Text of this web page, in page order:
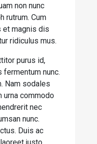
non nunc
rutrum. Cum
et magnis dis
ridiculus mus.
purus id,
fermentum nunc.
Nam sodales
urna commodo
nec
nunc.
Duis ac